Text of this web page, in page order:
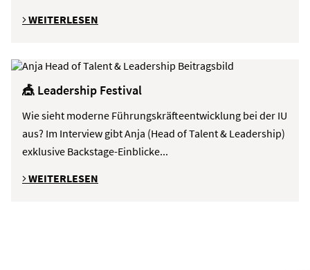
WEITERLESEN
🎪 Leadership Festival
Wie sieht moderne Führungskräfteentwicklung bei der IU
aus? Im Interview gibt Anja (Head of Talent & Leadership)
exklusive Backstage-Einblicke...
WEITERLESEN